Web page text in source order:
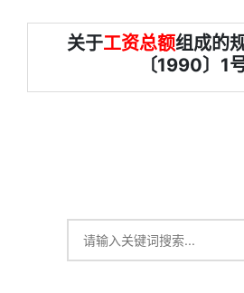
关于工资总额组成的
〔1990〕1号